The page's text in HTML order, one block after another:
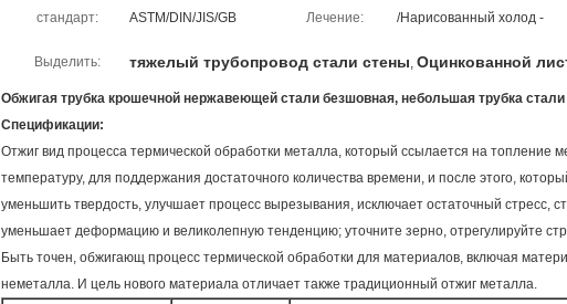
стандарт: ASTM/DIN/JIS/GB Лечение: /Нарисованный холод -
Выделить: тяжелый трубопровод стали стены, Оцинкованной
Обжигая трубка крошечной нержавеющей стали безшовная, небольшая трубка стали
Спецификации:
Отжиг вид процесса термической обработки металла, который ссылается на топление
температуру, для поддержания достаточного количества времени, и после этого,
уменьшить твердость, улучшает процесс вырезывания, исключает остаточный стресс,
уменьшает деформацию и великолепную тенденцию; уточните зерно, отрегулируйте
Быть точен, обжигающ процесс термической обработки для материалов, включая
неметалла. И цель нового материала отличает также традиционный отжиг металла.